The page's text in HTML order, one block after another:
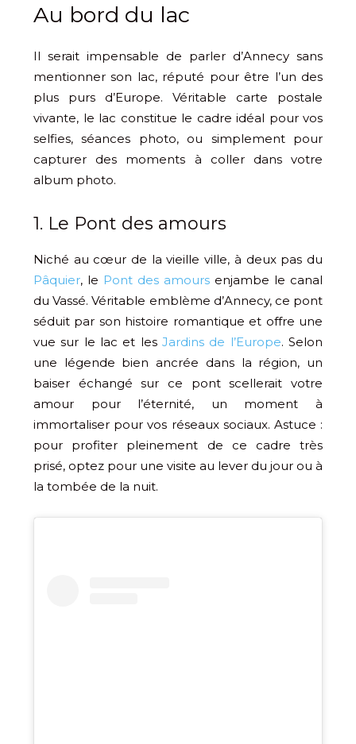
Au bord du lac
Il serait impensable de parler d’Annecy sans
mentionner son lac, réputé pour être l’un des
plus purs d’Europe. Véritable carte postale
vivante, le lac constitue le cadre idéal pour vos
selfies, séances photo, ou simplement pour
capturer des moments à coller dans votre
album photo.
1. Le Pont des amours
Niché au cœur de la vieille ville, à deux pas du
Pâquier, le Pont des amours enjambe le canal
du Vassé. Véritable emblème d’Annecy, ce pont
séduit par son histoire romantique et offre une
vue sur le lac et les Jardins de l’Europe. Selon
une légende bien ancrée dans la région, un
baiser échangé sur ce pont scellerait votre
amour pour l’éternité, un moment à
immortaliser pour vos réseaux sociaux. Astuce :
pour profiter pleinement de ce cadre très
prisé, optez pour une visite au lever du jour ou à
la tombée de la nuit.